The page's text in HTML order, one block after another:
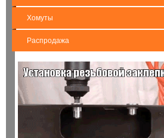
Хомуты
Распродажа